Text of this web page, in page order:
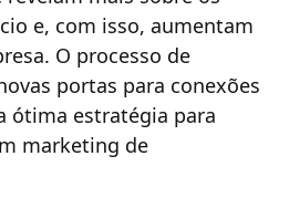
e, com isso, aumentam
O processo de
portas para conexões
ótima estratégia para
marketing de